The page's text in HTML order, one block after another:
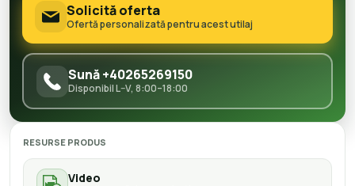
Solicită oferta
Ofertă personalizată pentru acest utilaj
Sună +40265269150
Disponibil L–V, 8:00–18:00
RESURSE PRODUS
Video